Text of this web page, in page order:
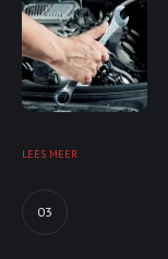
LEES MEER
03